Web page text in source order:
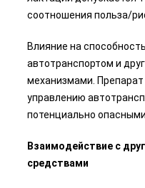
соотношения польза/
Влияние на
автотранспортом и
механизмами. Препарат
управлению
потенциально
Взаимодействие с
средствами